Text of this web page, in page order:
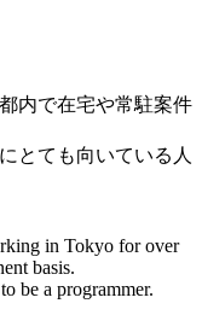
内で在宅や常駐案件
とても向いている人
in Tokyo for over
basis.
be a programmer.